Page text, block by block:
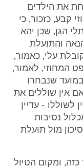
את הילדים
קבע, כזכור, כי
הגן, שכן יהא
והתועלת
עלי, כאמור,
המחוזי, לאמור,
שנבחרו
אין שוללים את
לשוללו - עדיין
נסיבות
מול תועלת
ומקום הטיול